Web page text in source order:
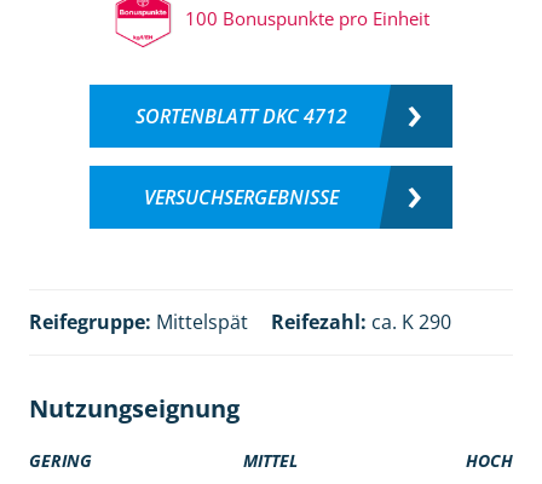
100 Bonuspunkte pro Einheit
SORTENBLATT DKC 4712
VERSUCHSERGEBNISSE
Reifegruppe: Mittelspät Reifezahl: ca. K 290
Nutzungseignung
GERING MITTEL HOCH